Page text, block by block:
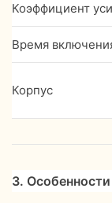
Коэффициент
Время
Корпус
3.